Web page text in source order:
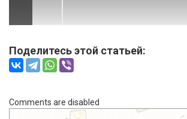
Поделитесь этой статьей:
Comments are disabled